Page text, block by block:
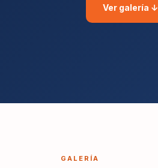
Ver galería ↓
GALERÍA